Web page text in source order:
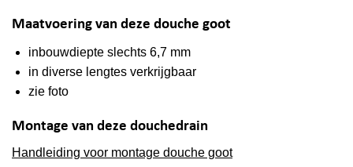
Maatvoering van deze douche goot
inbouwdiepte slechts 6,7 mm
in diverse lengtes verkrijgbaar
zie foto
Montage van deze douchedrain
Handleiding voor montage douche goot